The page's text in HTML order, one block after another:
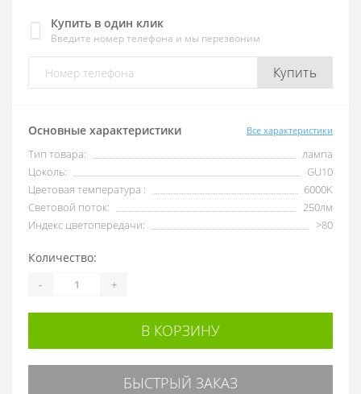
Купить в один клик
Введите номер телефона и мы перезвоним
Купить
Основные характеристики Все характеристики
Тип товара:
лампа
Цоколь:
GU10
Цветовая температура :
6000K
Световой поток:
250лм
Индекс цветопередачи:
>80
Количество:
- +
В КОРЗИНУ
БЫСТРЫЙ ЗАКАЗ